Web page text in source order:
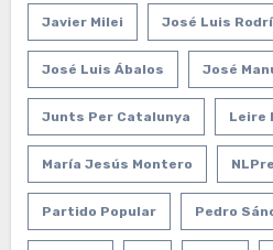
Javier Milei José Luis
José Luis Ábalos José
Junts Per Catalunya Leire
María Jesús Montero
Partido Popular Pedro